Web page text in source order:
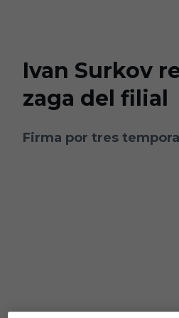
Ivan Surkov
zaga del filial
Firma por tres